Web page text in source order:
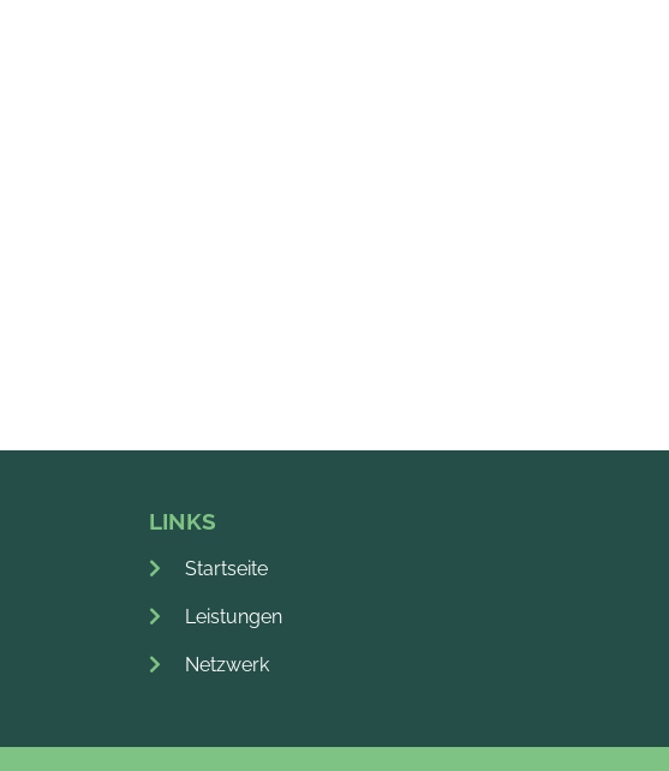
LINKS
Startseite
Leistungen
Netzwerk